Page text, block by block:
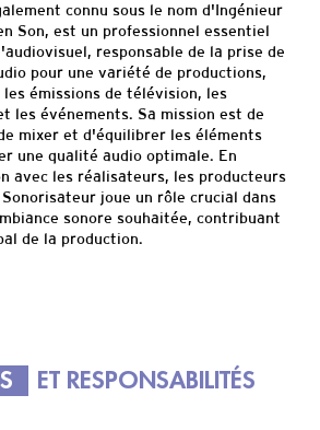
connu sous le nom d'Ingénieur
Son, est un professionnel essentiel
responsable de la prise de
pour une variété de productions,
émissions de télévision, les
les événements. Sa mission est de
mixer et d'équilibrer les éléments
une qualité audio optimale. En
avec les réalisateurs, les producteurs
joue un rôle crucial dans
sonore souhaitée, contribuant
de la production.
ET RESPONSABILITÉS